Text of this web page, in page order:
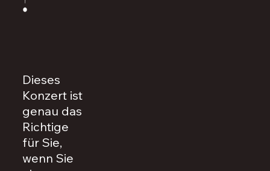
Dieses
Konzert ist
genau das
Richtige
für Sie,
wenn Sie